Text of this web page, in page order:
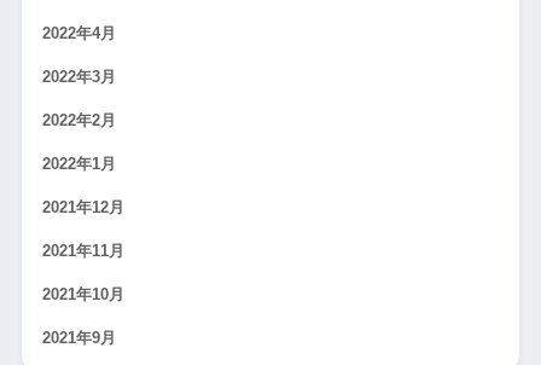
2022年4月
2022年3月
2022年2月
2022年1月
2021年12月
2021年11月
2021年10月
2021年9月